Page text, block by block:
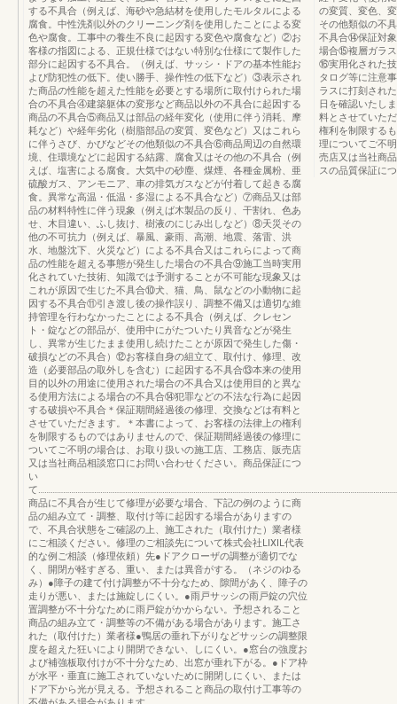
する不具合（例えば、海砂や急結材を使用したモルタルによる
腐食。中性洗剤以外のクリーニング剤を使用したことによる変
色や腐食。工事中の養生不良に起因する変色や腐食など）②お
客様の指図による、正規仕様ではない特別な仕様にて製作した
部分に起因する不具合。（例えば、サッシ・ドアの基本性能お
よび防犯性の低下。使い勝手、操作性の低下など）③表示され
た商品の性能を超えた性能を必要とする場所に取付けられた場
合の不具合④建築躯体の変形など商品以外の不具合に起因する
商品の不具合⑤商品又は部品の経年変化（使用に伴う消耗、摩
耗など）や経年劣化（樹脂部品の変質、変色など）又はこれら
に伴うさび、かびなどその他類似の不具合⑥商品周辺の自然環
境、住環境などに起因する結露、腐食又はその他の不具合（例
えば、塩害による腐食。大気中の砂塵、煤煙、各種金属粉、亜
硫酸ガス、アンモニア、車の排気ガスなどが付着して起きる腐
食。異常な高温・低温・多湿による不具合など）⑦商品又は部
品の材料特性に伴う現象（例えば木製品の反り、干割れ、色あ
せ、木目違い、ふし抜け、樹液のにじみ出しなど）⑧天災その
他の不可抗力（例えば、暴風、豪雨、高潮、地震、落雷、洪
水、地盤沈下、火災など）による不具合又はこれらによって商
品の性能を超える事態が発生した場合の不具合⑨施工当時実用
化されていた技術、知識では予測することが不可能な現象又は
これが原因で生じた不具合⑩犬、猫、鳥、鼠などの小動物に起
因する不具合⑪引き渡し後の操作誤り、調整不備又は適切な維
持管理を行わなかったことによる不具合（例えば、クレセン
ト・錠などの部品が、使用中にがたついたり異音などが発生
し、異常が生じたまま使用し続けたことが原因で発生した傷・
破損などの不具合）⑫お客様自身の組立て、取付け、修理、改
造（必要部品の取外しを含む）に起因する不具合⑬本来の使用
目的以外の用途に使用された場合の不具合又は使用目的と異な
る使用方法による場合の不具合⑭犯罪などの不法な行為に起因
する破損や不具合＊保証期間経過後の修理、交換などは有料と
させていただきます。＊本書によって、お客様の法律上の権利
を制限するものではありませんので、保証期間経過後の修理に
ついてご不明の場合は、お取り扱いの施工店、工務店、販売店
又は当社商品相談窓口にお問い合わせください。商品保証につ
い
て…………………………………………………………………………………………………………………………………………………………
商品に不具合が生じて修理が必要な場合、下記の例のように商
品の組み立て・調整、取付け等に起因する場合がありますの
で、不具合状態をご確認の上、施工された（取付けた）業者様
にご相談ください。修理のご相談先について株式会社LIXIL代表
的な例ご相談（修理依頼）先●ドアクローザの調整が適切でな
く、開閉が軽すぎる、重い、または異音がする。（ネジのゆる
み）●障子の建て付け調整が不十分なため、隙間があく、障子の
走りが悪い、または施錠しにくい。●雨戸サッシの雨戸錠の穴位
置調整が不十分なために雨戸錠がかからない。予想されること
商品の組み立て・調整等の不備がある場合があります。施工さ
れた（取付けた）業者様●鴨居の垂れ下がりなどサッシの調整限
度を超えた狂いにより開閉できない、しにくい。●窓台の強度お
よび補強板取付けが不十分なため、出窓が垂れ下がる。●ドア枠
が水平・垂直に施工されていないために開閉しにくい、または
ドア下から光が見える。予想されること商品の取付け工事等の
の変質、変色、
その他類似の不
不具合⑭保証対
場合⑮複層ガラ
⑯実用化された
タログ等に注意
ラスに打刻され
日を確認いたし
料とさせていた
権利を制限する
理についてご不
売店又は当社商
スの品質保証に